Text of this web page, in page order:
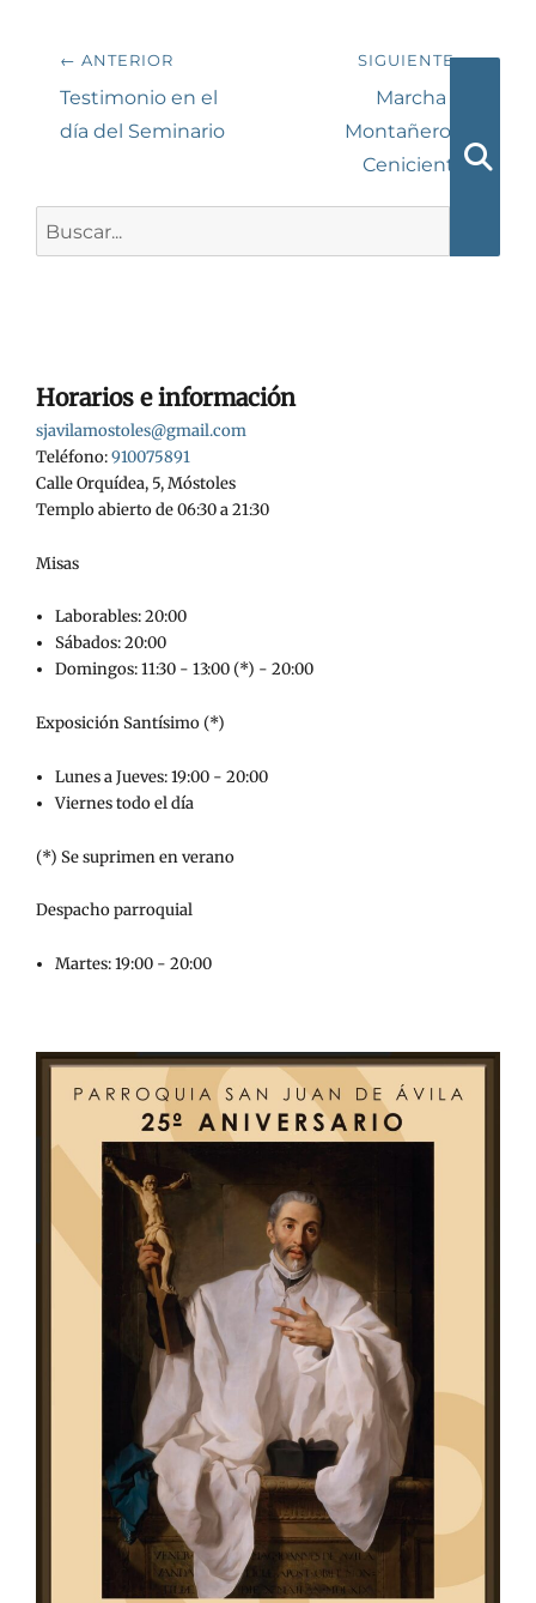
Navegación
de
entradas
← ANTERIOR
Entrada
anterior:
Testimonio en el
día del Seminario
SIGUIENTE →
Siguiente
entrada:
Marcha de
Montañeros a
Cenicientos
Horarios e información
sjavilamostoles@gmail.com
Teléfono:910075891
Calle Orquídea, 5, Móstoles
Templo abierto de 06:30 a 21:30
Misas
Laborables: 20:00
Sábados: 20:00
Domingos: 11:30 - 13:00 (*) - 20:00
Exposición Santísimo (*)
Lunes a Jueves: 19:00 - 20:00
Viernes todo el día
(*) Se suprimen en verano
Despacho parroquial
Martes: 19:00 - 20:00